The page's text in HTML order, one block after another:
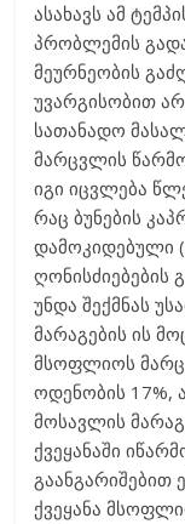
ასახავს ამ
პრობლემის
მეურნეობის
უვარგისობით
სათანადო
მარცვლის
იგი იცვლება
რაც ბუნების
დამოკიდებული
ღონისძიებების
უნდა შექმნას
მარაგების ის
მსოფლიოს
ოდენობის 17%,
მოსავლის
ქვეყანაში
ქვეყანა